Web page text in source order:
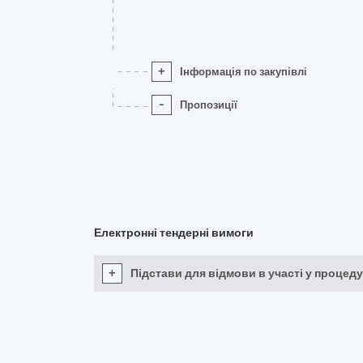
+ Інформація по закупівлі
- Пропозиції
Електронні тендерні вимоги
+ Підстави для відмови в участі у